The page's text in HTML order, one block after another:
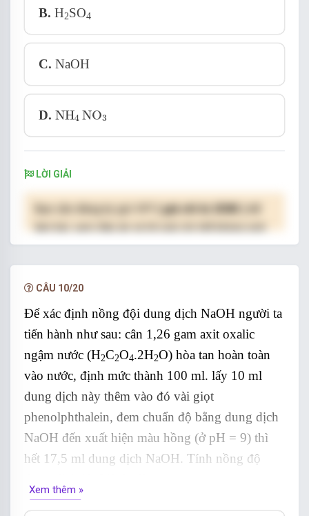
B. H2SO4
C. NaOH
D. NH4 NO3
NH NO
LỜI GIẢI
( giá chỉ từ 250K )
hạn.
CÂU 10/20
Để xác định nồng đội dung dịch NaOH người ta
tiến hành như sau: cân 1,26 gam axit oxalic
ngậm nước (H2C2O4.2H2O) hòa tan hoàn toàn
vào nước, định mức thành 100 ml. lấy 10 ml
dung dịch này thêm vào đó vài giọt
phenolphthalein, đem chuẩn độ bằng dung dịch
NaOH đến xuất hiện màu hồng (ở pH = 9) thì
hết 17,5 ml dung dịch NaOH. Tính nồng độ
Xem thêm »